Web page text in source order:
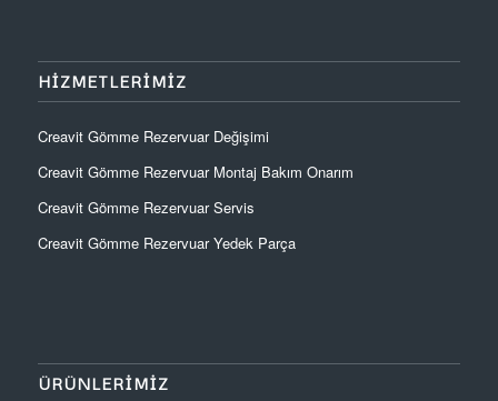
HIZMETLERIMIZ
Creavit Gömme Rezervuar Değişimi
Creavit Gömme Rezervuar Montaj Bakım Onarım
Creavit Gömme Rezervuar Servis
Creavit Gömme Rezervuar Yedek Parça
ÜRÜNLERIMIZ